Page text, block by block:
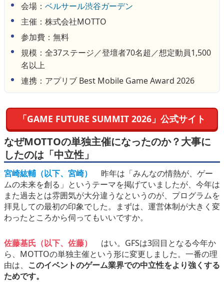
会場： ベルサール渋谷ガーデン
主催：株式会社MOTTO
参加費：無料
規模：全37ステージ／登壇者70名超／想定動員1,500
名以上
連携：アプリブ Best Mobile Game Award 2026
「GAME FUTURE SUMMIT 2026」公式サイト
なぜMOTTOの単独主催になったのか？大事に
したのは「中立性」
宮崎紘輔（以下、宮崎）
昨年は「みんなの情熱が、ゲー
ムの未来を創る」というテーマを掲げていましたが、今年は
また過去とは雰囲気が大分違うなというのが、プログラムを
拝見しての最初の印象でした。まずは、運営体制が大きく変
わったところから伺ってもいいですか。
佐藤基氏（以下、佐藤）
はい。GFSは3回目となる今年か
ら、MOTTOの単独主催という形に変更しました。一番の理
由は、 このイベントのゲーム業界での中立性をより強くする
ためです。